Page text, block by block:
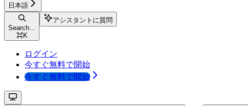
日本語
Search...
⌘K
アシスタントに質問
ログイン
今すぐ無料で開始
今すぐ無料で開始